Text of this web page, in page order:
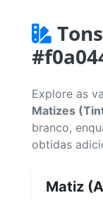
Explore as
Matizes
branco,
obtidas
Matiz